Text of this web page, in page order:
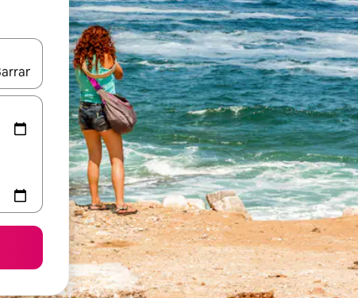
करके नेविगेट करें या टच या फिर स्वाइप जेस्चर का इस्तेमाल करके एक्सप्लोर करें।